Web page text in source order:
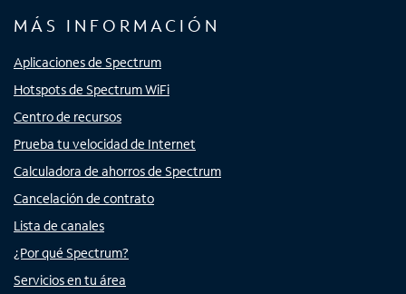
MÁS INFORMACIÓN
Aplicaciones de Spectrum
Hotspots de Spectrum WiFi
Centro de recursos
Prueba tu velocidad de Internet
Calculadora de ahorros de Spectrum
Cancelación de contrato
Lista de canales
¿Por qué Spectrum?
Servicios en tu área